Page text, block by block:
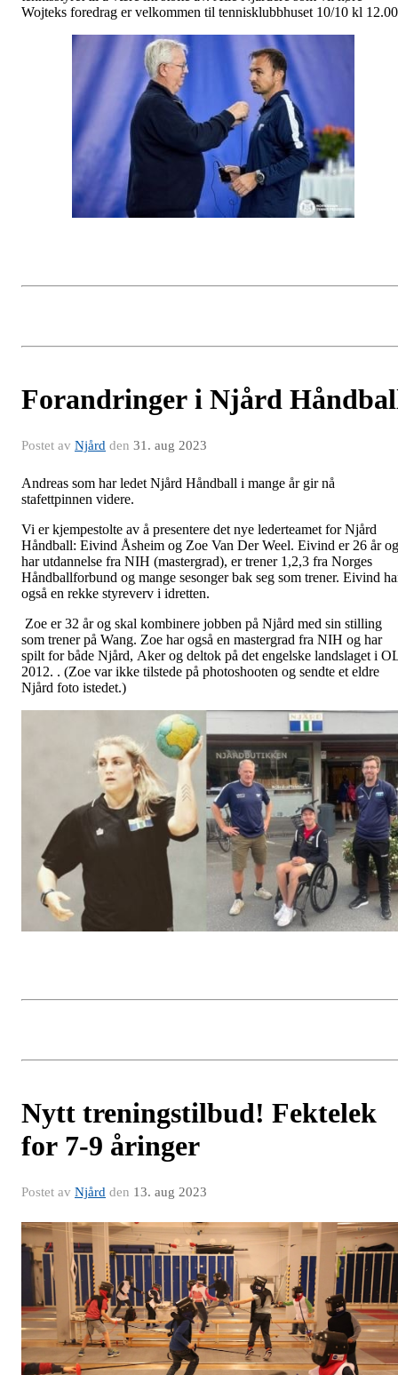
Wojteks foredrag er velkommen til tennisklubbhuset 10/10 kl
Forandringer i Njård
Postet av Njård den 31. aug 2023
Andreas som har ledet Njård Håndball i mange år gir nå
stafettpinnen videre.
Vi er kjempestolte av å presentere det nye lederteamet for Njård
Håndball: Eivind Åsheim og Zoe Van Der Weel. Eivind er 26 år og
har utdannelse fra NIH (mastergrad), er trener 1,2,3 fra Norges
Håndballforbund og mange sesonger bak seg som trener. Eivind
også en rekke styreverv i idretten.
Zoe er 32 år og skal kombinere jobben på Njård med sin stilling
som trener på Wang. Zoe har også en mastergrad fra NIH og har
spilt for både Njård, Aker og deltok på det engelske landslaget i
2012. . (Zoe var ikke tilstede på photoshooten og sendte et eldre
Njård foto istedet.)
Nytt treningstilbud! Fektelek
for 7-9 åringer
Postet av Njård den 13. aug 2023